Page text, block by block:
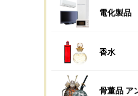
電化製品
香水
骨董品 ア